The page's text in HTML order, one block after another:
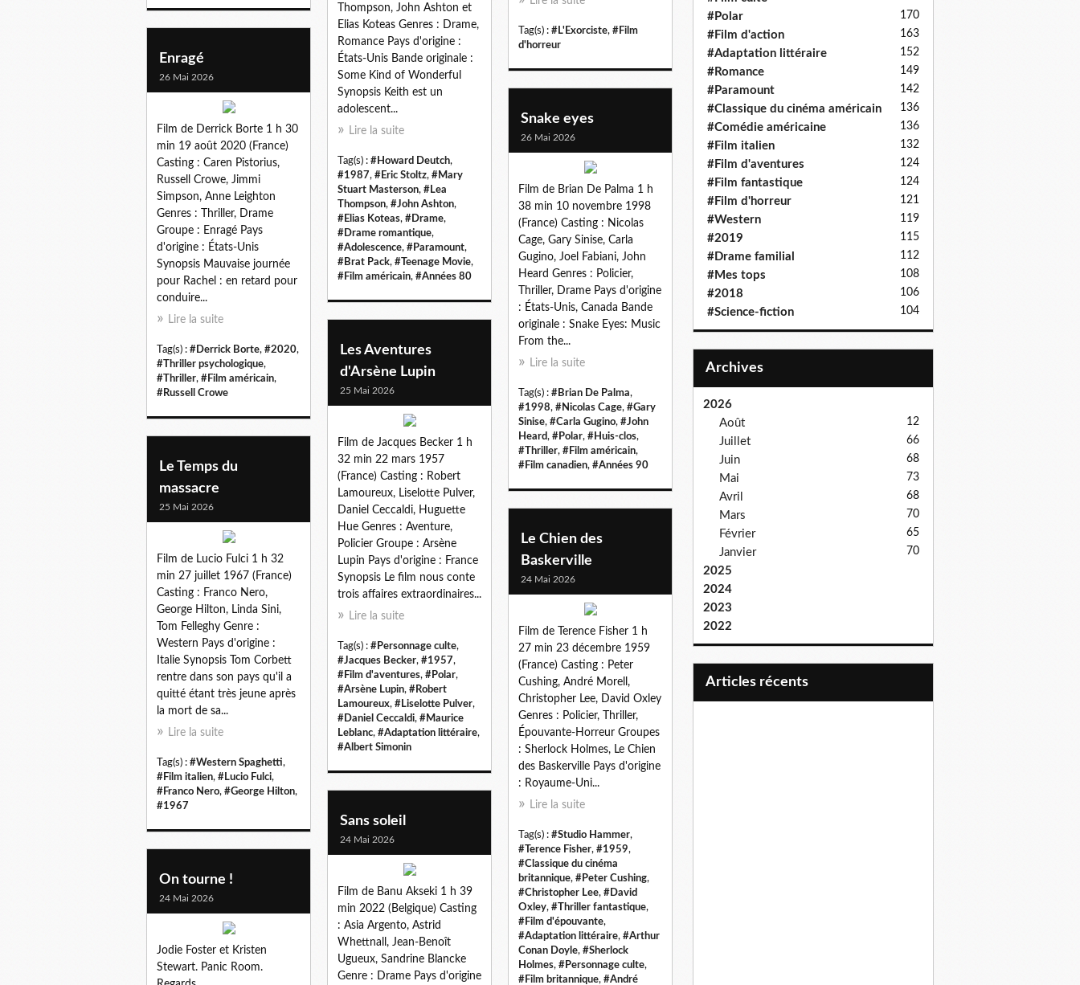
Thompson, John Ashton et
Elias Koteas Genres : Drame,
Romance Pays d'origine :
États-Unis Bande originale :
Some Kind of Wonderful
Synopsis Keith est un
adolescent...
Lire la suite
Tag(s) : #Howard Deutch,
#1987, #Eric Stoltz, #Mary
Stuart Masterson, #Lea
Thompson, #John Ashton,
#Elias Koteas, #Drame,
#Drame romantique,
#Adolescence, #Paramount,
#Brat Pack, #Teenage Movie,
#Film américain, #Années 80
Tag(s) : #L'Exorciste, #Film
d'horreur
Enragé
26 Mai 2026
Film de Derrick Borte 1 h 30
min 19 août 2020 (France)
Casting : Caren Pistorius,
Russell Crowe, Jimmi
Simpson, Anne Leighton
Genres : Thriller, Drame
Groupe : Enragé Pays
d'origine : États-Unis
Synopsis Mauvaise journée
pour Rachel : en retard pour
conduire...
Lire la suite
Tag(s) : #Derrick Borte, #2020,
#Thriller psychologique,
#Thriller, #Film américain,
#Russell Crowe
Snake eyes
26 Mai 2026
Film de Brian De Palma 1 h
38 min 10 novembre 1998
(France) Casting : Nicolas
Cage, Gary Sinise, Carla
Gugino, Joel Fabiani, John
Heard Genres : Policier,
Thriller, Drame Pays d'origine
: États-Unis, Canada Bande
originale : Snake Eyes: Music
From the...
Lire la suite
Tag(s) : #Brian De Palma,
#1998, #Nicolas Cage, #Gary
Sinise, #Carla Gugino, #John
Heard, #Polar, #Huis-clos,
#Thriller, #Film américain,
#Film canadien, #Années 90
Les Aventures
d'Arsène Lupin
25 Mai 2026
Film de Jacques Becker 1 h
32 min 22 mars 1957
(France) Casting : Robert
Lamoureux, Liselotte Pulver,
Daniel Ceccaldi, Huguette
Hue Genres : Aventure,
Policier Groupe : Arsène
Lupin Pays d'origine : France
Synopsis Le film nous conte
trois affaires extraordinaires...
Lire la suite
Tag(s) : #Personnage culte,
#Jacques Becker, #1957,
#Film d'aventures, #Polar,
#Arsène Lupin, #Robert
Lamoureux, #Liselotte Pulver,
#Daniel Ceccaldi, #Maurice
Leblanc, #Adaptation littéraire,
#Albert Simonin
Le Temps du
massacre
25 Mai 2026
Film de Lucio Fulci 1 h 32
min 27 juillet 1967 (France)
Casting : Franco Nero,
George Hilton, Linda Sini,
Tom Felleghy Genre :
Western Pays d'origine :
Italie Synopsis Tom Corbett
rentre dans son pays qu'il a
quitté étant très jeune après
la mort de sa...
Lire la suite
Tag(s) : #Western Spaghetti,
#Film italien, #Lucio Fulci,
#Franco Nero, #George Hilton,
#1967
Le Chien des
Baskerville
24 Mai 2026
Film de Terence Fisher 1 h
27 min 23 décembre 1959
(France) Casting : Peter
Cushing, André Morell,
Christopher Lee, David Oxley
Genres : Policier, Thriller,
Épouvante-Horreur Groupes
: Sherlock Holmes, Le Chien
des Baskerville Pays d'origine
: Royaume-Uni...
Lire la suite
Tag(s) : #Studio Hammer,
#Terence Fisher, #1959,
#Classique du cinéma
britannique, #Peter Cushing,
#Christopher Lee, #David
Oxley, #Thriller fantastique,
#Film d'épouvante,
#Adaptation littéraire, #Arthur
Conan Doyle, #Sherlock
Holmes, #Personnage culte,
#Film britannique, #André
Sans soleil
24 Mai 2026
Film de Banu Akseki 1 h 39
min 2022 (Belgique) Casting
: Asia Argento, Astrid
Whettnall, Jean-Benoît
Ugueux, Sandrine Blancke
Genre : Drame Pays d'origine
On tourne !
24 Mai 2026
Jodie Foster et Kristen
Stewart. Panic Room.
#Polar 170
#Film d'action 163
#Adaptation littéraire 152
#Romance 149
#Paramount 142
#Classique du cinéma américain 136
#Comédie américaine 136
#Film italien 132
#Film d'aventures 124
#Film fantastique 124
#Film d'horreur 121
#Western 119
#2019 115
#Drame familial 112
#Mes tops 108
#2018 106
#Science-fiction 104
Archives
2026
Août
12
Juillet 66
Juin 68
Mai 73
Avril 68
Mars 70
Février 65
Janvier 70
2025
2024
2023
2022
articles récents